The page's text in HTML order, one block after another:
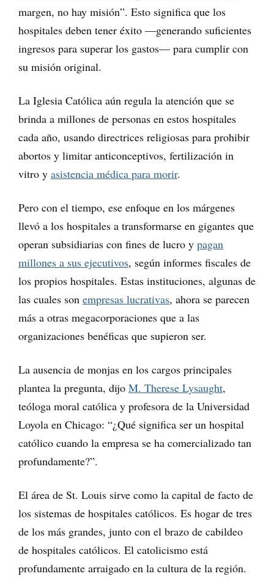
margen, no hay misión”. Esto significa que los
hospitales deben tener éxito —generando suficientes
ingresos para superar los gastos— para cumplir con
su misión original.
La Iglesia Católica aún regula la atención que se
brinda a millones de personas en estos hospitales
cada año, usando directrices religiosas para prohibir
abortos y limitar anticonceptivos, fertilización in
vitro y asistencia médica para morir.
Pero con el tiempo, ese enfoque en los márgenes
llevó a los hospitales a transformarse en gigantes que
operan subsidiarias con fines de lucro y pagan
millones a sus ejecutivos, según informes fiscales de
los propios hospitales. Estas instituciones, algunas de
las cuales son empresas lucrativas, ahora se parecen
más a otras megacorporaciones que a las
organizaciones benéficas que supieron ser.
La ausencia de monjas en los cargos principales
plantea la pregunta, dijo M. Therese Lysaught,
teóloga moral católica y profesora de la Universidad
Loyola en Chicago: “¿Qué significa ser un hospital
católico cuando la empresa se ha comercializado tan
profundamente?”.
El área de St. Louis sirve como la capital de facto de
los sistemas de hospitales católicos. Es hogar de tres
de los más grandes, junto con el brazo de cabildeo
de hospitales católicos. El catolicismo está
profundamente arraigado en la cultura de la región.